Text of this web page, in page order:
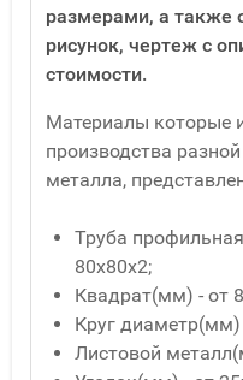
размерами, а также
рисунок, чертеж с
стоимости.
Материалы которые
производства
металла,
Труба
80x80x2;
Квадрат(мм) - от
Круг диаметр(мм)
Листовой